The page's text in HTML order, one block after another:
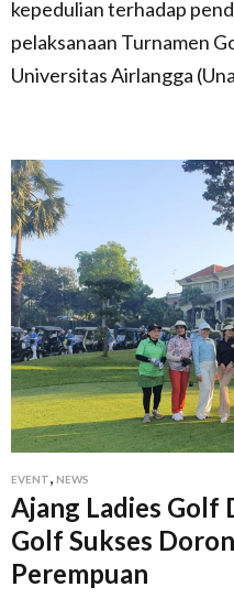
kepedulian terhadap
pelaksanaan Turnamen
Universitas Airlangga
EVENT NEWS
Ajang Ladies Golf
Golf Sukses
Perempuan